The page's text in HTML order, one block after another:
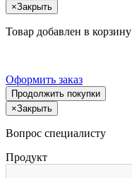
×Закрыть
Товар добавлен в корзину
Оформить заказ
Продолжить покупки
×Закрыть
Вопрос специалисту
Продукт